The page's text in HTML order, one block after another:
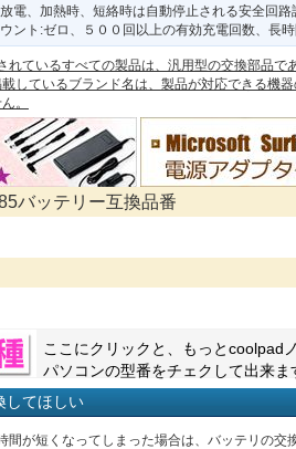
電、加熱時、短絡時は自動停止される安全回路
ント:ゼロ、５００回以上の有効充電回数、長時
れているすべての製品は、汎用型の交換部品で
しているブランド名は、製品が対応できる機器
。
バッテリー互換品番
ここにクリックと、もっとcoolpad
パソコンの型番をチェクして出来ま
してほしい
間が短くなってしまった場合は、バッテリの交